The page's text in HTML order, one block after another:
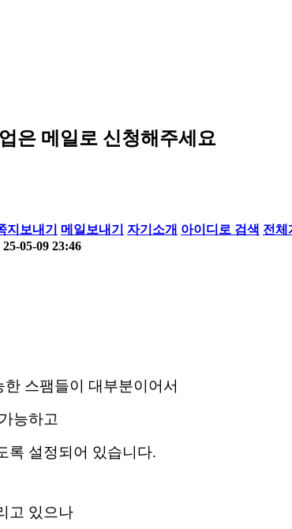
은 메일로 신청해주세요
지보내기 메일보내기 자기소개 아이디로 검색 전체
25-05-09 23:46
스팸들이 대부분이어서
능하고
록 설정되어 있습니다.
고 있으나